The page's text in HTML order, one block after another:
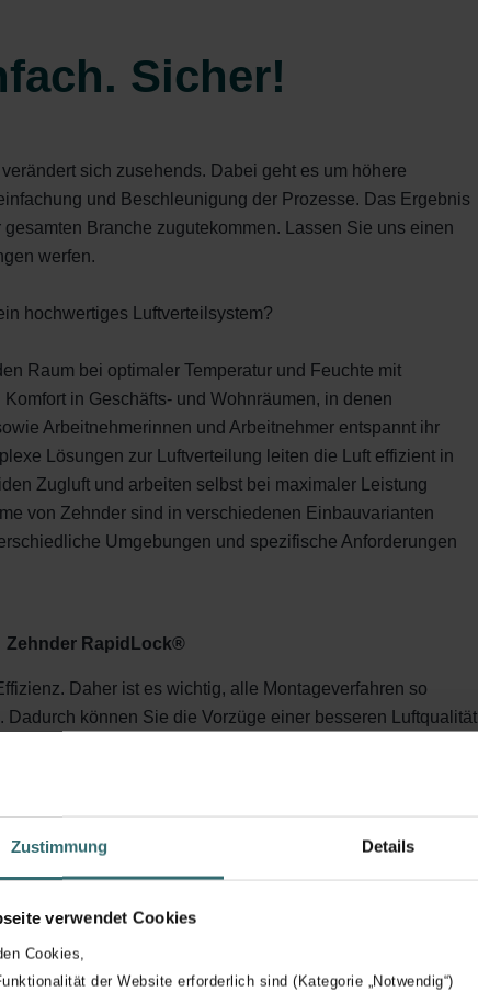
Zustimmung Details
verwendet Cookies
Cookies,
der Website erforderlich sind (Kategorie „Notwendig“)
Sicher!
sich zusehends. Dabei geht es um höhere
und Beschleunigung der Prozesse. Das Ergebnis
Branche zugutekommen. Lassen Sie uns einen
werfen.
hochwertiges Luftverteilsystem?
Raum bei optimaler Temperatur und Feuchte mit
in Geschäfts- und Wohnräumen, in denen
Arbeitnehmerinnen und Arbeitnehmer entspannt ihr
Lösungen zur Luftverteilung leiten die Luft effizient in
Zugluft und arbeiten selbst bei maximaler Leistung
von Zehnder sind in verschiedenen Einbauvarianten
Umgebungen und spezifische Anforderungen
Zehnder RapidLock®
Daher ist es wichtig, alle Montageverfahren so
Dadurch können Sie die Vorzüge einer besseren Luftqualität
größeren Zahl von Kundinnen und Kunden anbieten.
Entwicklung für die Luftverteilung – schnell montiert,
luftdicht. Der Anschluss der Luftverteilungskanäle wird
geschmiert oder Verschlussklammern montiert
der Luftverteilung?